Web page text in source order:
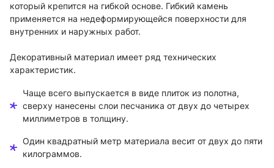
который крепится на гибкой основе. Гибкий камень
применяется на недеформирующейся поверхности для
внутренних и наружных работ.
Декоративный материал имеет ряд технических
характеристик.
Чаще всего выпускается в виде плиток из полотна,
сверху нанесены слои песчаника от двух до четырех
миллиметров в толщину.
Один квадратный метр материала весит от двух до пяти
килограммов.